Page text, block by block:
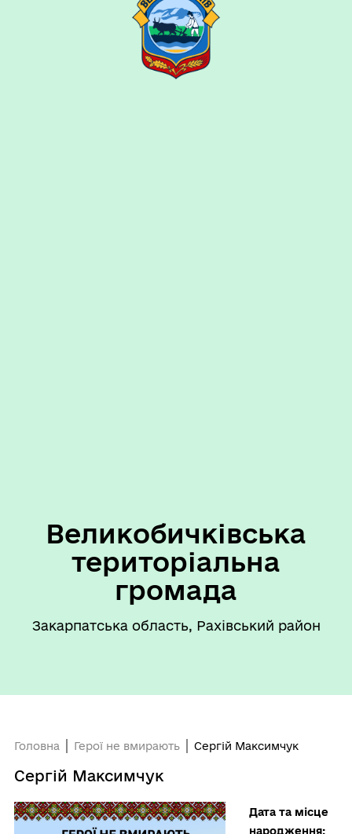
Великобичківська
територіальна
громада
Закарпатська область, Рахівський район
Головна Герої не вмирають Сергій Максимчук
Сергій Максимчук
Дата та місце
народження: